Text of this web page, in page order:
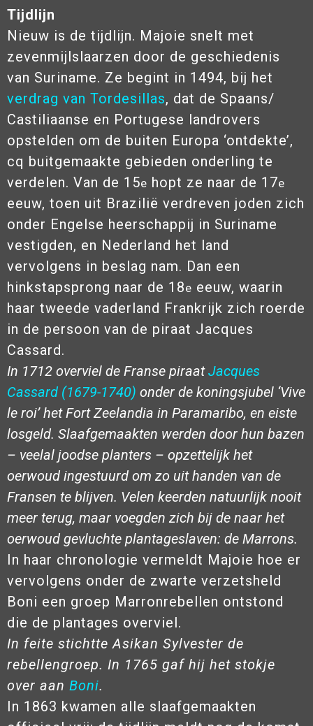
Tijdlijn
Nieuw is de tijdlijn. Majoie snelt met
zevenmijlslaarzen door de geschiedenis
van Suriname. Ze begint in 1494, bij het
verdrag van Tordesillas, dat de Spaans/
Castiliaanse en Portugese landrovers
opstelden om de buiten Europa ‘ontdekte’,
cq buitgemaakte gebieden onderling te
verdelen. Van de 15e hopt ze naar de 17e
eeuw, toen uit Brazilië verdreven joden zich
onder Engelse heerschappij in Suriname
vestigden, en Nederland het land
vervolgens in beslag nam. Dan een
hinkstapsprong naar de 18e eeuw, waarin
haar tweede vaderland Frankrijk zich roerde
in de persoon van de piraat Jacques
Cassard.
In 1712 overviel de Franse piraatJacques
Cassard (1679-1740) onder de koningsjubel ‘Vive
le roi’ het Fort Zeelandia in Paramaribo, en eiste
losgeld. Slaafgemaakten werden door hun bazen
– veelal joodse planters ­– opzettelijk het
oerwoud ingestuurd om zo uit handen van de
Fransen te blijven. Velen keerden natuurlijk nooit
meer terug, maar voegden zich bij de naar het
oerwoud gevluchte plantageslaven: de Marrons.
In haar chronologie vermeldt Majoie hoe er
vervolgens onder de zwarte verzetsheld
Boni een groep Marronrebellen ontstond
die de plantages overviel.
In feite stichtte Asikan Sylvester de
rebellengroep. In 1765 gaf hij het stokje
over aan Boni.
In 1863 kwamen alle slaafgemaakten